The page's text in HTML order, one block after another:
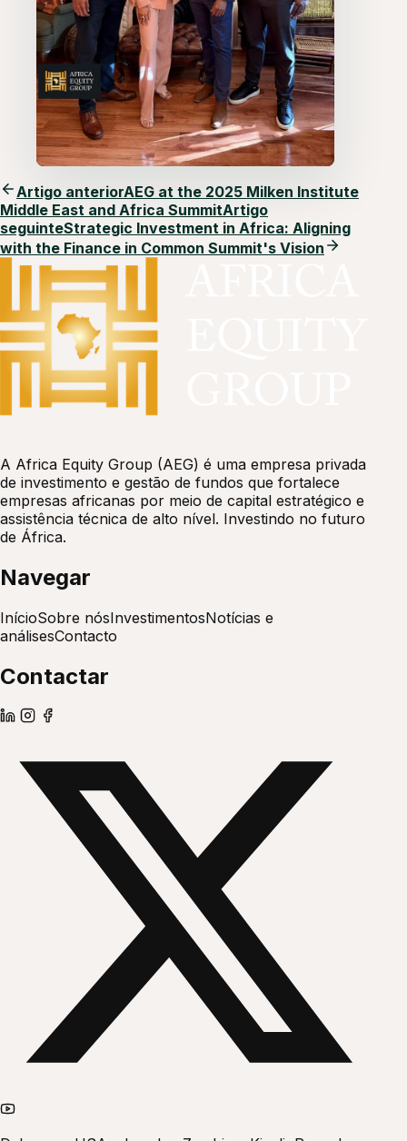
Artigo anteriorAEG at the 2025 Milken Institute
Middle East and Africa SummitArtigo
seguinteStrategic Investment in Africa: Aligning
with the Finance in Common Summit's Vision
A Africa Equity Group (AEG) é uma empresa privada
de investimento e gestão de fundos que fortalece
empresas africanas por meio de capital estratégico e
assistência técnica de alto nível. Investindo no futuro
de África.
Navegar
InícioSobre nósInvestimentosNotícias e
análisesContacto
Contactar